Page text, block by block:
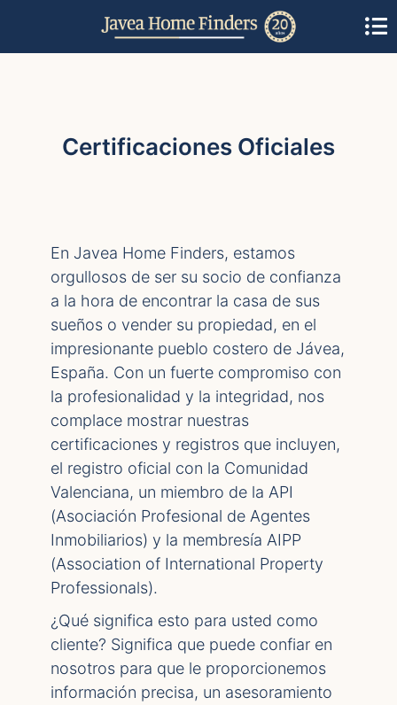
Certificaciones Oficiales
En Javea Home Finders, estamos
orgullosos de ser su socio de confianza
a la hora de encontrar la casa de sus
sueños o vender su propiedad, en el
impresionante pueblo costero de Jávea,
España. Con un fuerte compromiso con
la profesionalidad y la integridad, nos
complace mostrar nuestras
certificaciones y registros que incluyen,
el registro oficial con la Comunidad
Valenciana, un miembro de la API
(Asociación Profesional de Agentes
Inmobiliarios) y la membresía AIPP
(Association of International Property
Professionals).
¿Qué significa esto para usted como
cliente? Significa que puede confiar en
nosotros para que le proporcionemos
información precisa, un asesoramiento